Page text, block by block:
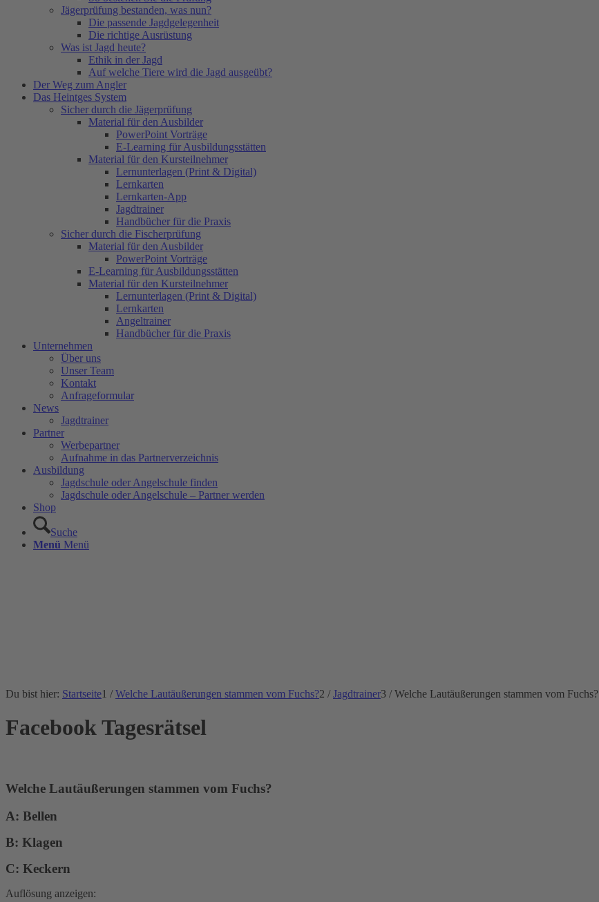
Jägerprüfung bestanden, was nun?
Die passende Jagdgelegenheit
Die richtige Ausrüstung
Was ist Jagd heute?
Ethik in der Jagd
Auf welche Tiere wird die Jagd ausgeübt?
Der Weg zum Angler
Das Heintges System
Sicher durch die Jägerprüfung
Material für den Ausbilder
PowerPoint Vorträge
E-Learning für Ausbildungsstätten
Material für den Kursteilnehmer
Lernunterlagen (Print & Digital)
Lernkarten
Lernkarten-App
Jagdtrainer
Handbücher für die Praxis
Sicher durch die Fischerprüfung
Material für den Ausbilder
PowerPoint Vorträge
E-Learning für Ausbildungsstätten
Material für den Kursteilnehmer
Lernunterlagen (Print & Digital)
Lernkarten
Angeltrainer
Handbücher für die Praxis
Unternehmen
Über uns
Unser Team
Kontakt
Anfrageformular
News
Jagdtrainer
Partner
Werbepartner
Aufnahme in das Partnerverzeichnis
Ausbildung
Jagdschule oder Angelschule finden
Jagdschule oder Angelschule – Partner werden
Shop
Suche
Menü Menü
Du bist hier: Startseite1 / Welche Lautäußerungen stammen vom Fuchs?2 / Jagdtrainer3 / Welche Lautäußerungen stammen vom Fuchs?
Facebook Tagesrätsel
Welche Lautäußerungen stammen vom Fuchs?
A: Bellen
B: Klagen
C: Keckern
Auflösung anzeigen: